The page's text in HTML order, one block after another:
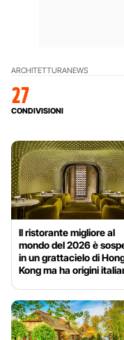
ARCHITETTURANEWS
27
CONDIVISIONI
Il ristorante migliore al
mondo del 2026 è
in un grattacielo di
Kong ma ha origini